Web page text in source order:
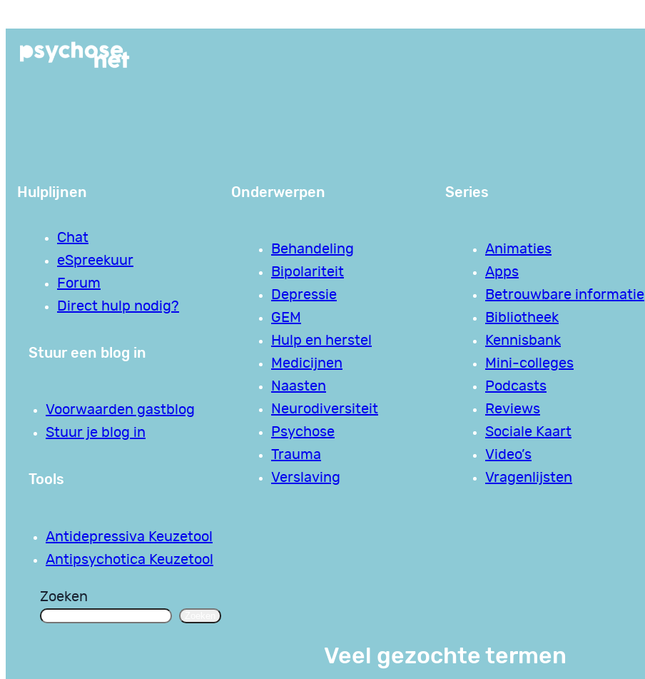
de
Hulplijnen
Chat
eSpreekuur
Forum
Direct hulp nodig?
Stuur een blog in
Voorwaarden gastblog
Stuur je blog in
Tools
Antidepressiva Keuzetool
Antipsychotica Keuzetool
Onderwerpen
Behandeling
Bipolariteit
Depressie
GEM
Hulp en herstel
Medicijnen
Naasten
Neurodiversiteit
Psychose
Trauma
Verslaving
Series
Animaties
Apps
Betrouwbare informatie
Bibliotheek
Kennisbank
Mini-colleges
Podcasts
Reviews
Sociale Kaart
Video’s
Vragenlijsten
Zoeken
Veel gezochte termen